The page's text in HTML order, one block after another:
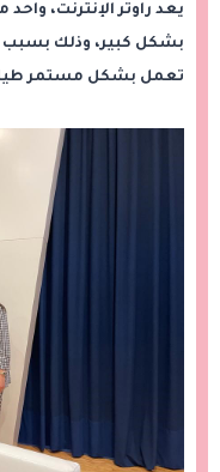
يعد راوتر الإنترنت،
تعمل بشكل مستمر